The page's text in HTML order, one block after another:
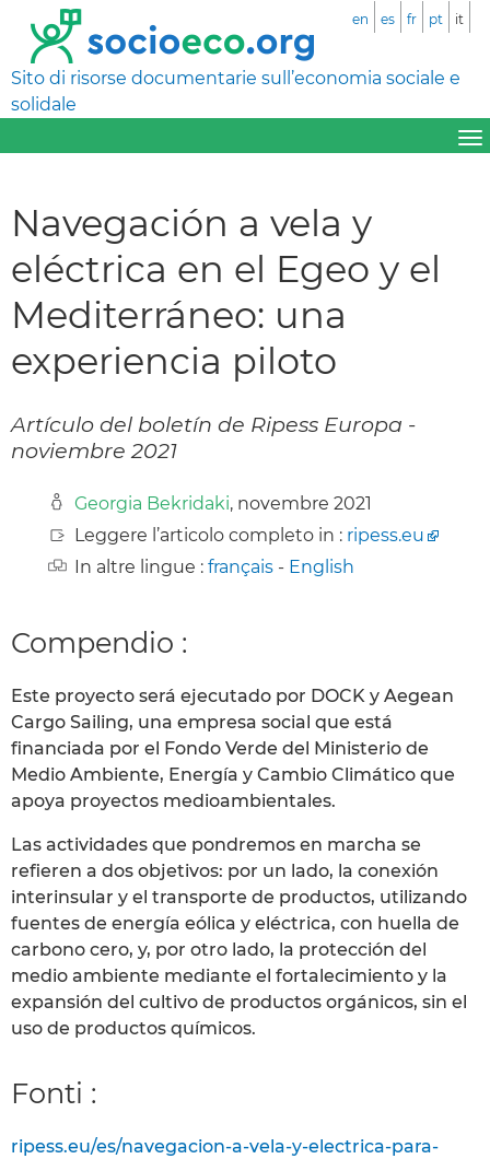
Sito di risorse documentarie sull’economia sociale e
solidale
en es fr pt it
Navegación a vela y
eléctrica en el Egeo y el
Mediterráneo: una
experiencia piloto
Artículo del boletín de Ripess Europa -
noviembre 2021
Georgia Bekridaki, novembre 2021
Leggere l’articolo completo in : ripess.eu
In altre lingue : français - English
Compendio :
Este proyecto será ejecutado por DOCK y Aegean
Cargo Sailing, una empresa social que está
financiada por el Fondo Verde del Ministerio de
Medio Ambiente, Energía y Cambio Climático que
apoya proyectos medioambientales.
Las actividades que pondremos en marcha se
refieren a dos objetivos: por un lado, la conexión
interinsular y el transporte de productos, utilizando
fuentes de energía eólica y eléctrica, con huella de
carbono cero, y, por otro lado, la protección del
medio ambiente mediante el fortalecimiento y la
expansión del cultivo de productos orgánicos, sin el
uso de productos químicos.
Fonti :
ripess.eu/es/navegacion-a-vela-y-electrica-para-